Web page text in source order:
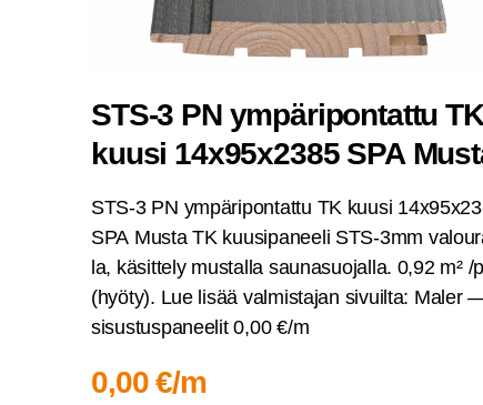
STS‑3 PN ympä­ri­pon­tat­tu TK
kuusi 14x95x2385 SPA
STS‑3 PN ympä­ri­pon­tat­tu TK kuusi
SPA Mus­ta TK kuusi­pa­nee­li STS-3mm
la, käsit­te­ly mus­tal­la sau­na­suo­jal­la. 0,92 m² /
(hyö­ty). Lue lisää val­mis­ta­jan sivuil­ta: Maler
sisus­tus­pa­nee­lit 0,00 €/m
0,00 €/m